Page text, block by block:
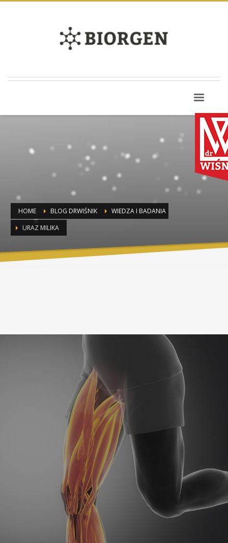
HOME BLOG DRWIŚNIK
WIEDZA I BADANIA
URAZ MILIKA